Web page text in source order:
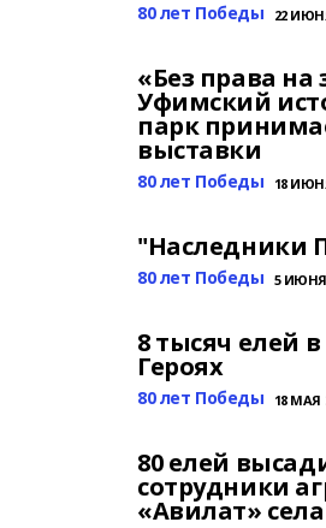
80 лет Победы 22
«Без права на
Уфимский
парк
выставки
80 лет Победы 18
"Наследники
80 лет Победы 5 ИЮНЯ
8 тысяч елей
Героях
80 лет Победы 18 МАЯ
80 елей
сотрудники
«Авилат»